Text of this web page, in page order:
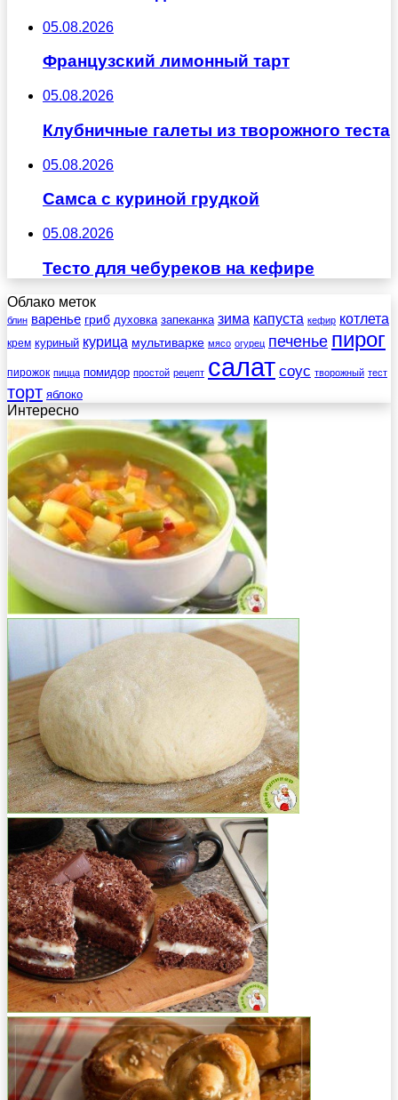
05.08.2026
Французский лимонный тарт
05.08.2026
Клубничные галеты из творожного теста
05.08.2026
Самса с куриной грудкой
05.08.2026
Тесто для чебуреков на кефире
Облако меток
блин варенье гриб духовка запеканка зима капуста кефир котлета
крем куриный курица мультиварке мясо огурец печенье пирог
пирожок пицца помидор простой рецепт салат соус творожный тест
торт яблоко
Интересно